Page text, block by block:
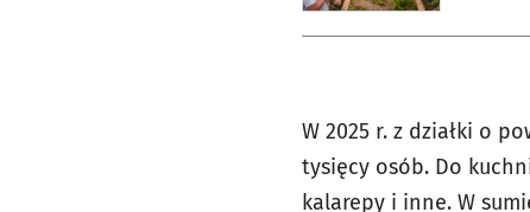
W 2025 r. z działki o
tysięcy osób. Do
kalarepy i inne. W